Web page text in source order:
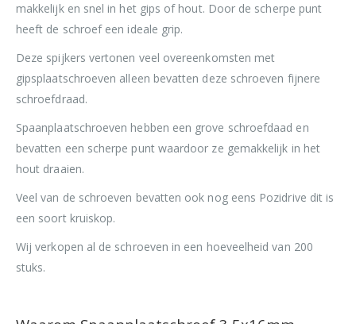
makkelijk en snel in het gips of hout. Door de scherpe punt
heeft de schroef een ideale grip.
Deze spijkers vertonen veel overeenkomsten met
gipsplaatschroeven alleen bevatten deze schroeven fijnere
schroefdraad.
Spaanplaatschroeven hebben een grove schroefdaad en
bevatten een scherpe punt waardoor ze gemakkelijk in het
hout draaien.
Veel van de schroeven bevatten ook nog eens Pozidrive dit is
een soort kruiskop.
Wij verkopen al de schroeven in een hoeveelheid van 200
stuks.